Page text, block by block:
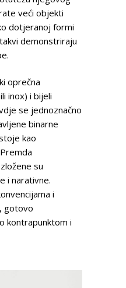
veći objekti
dotjeranoj formi
demonstriraju
oprečna
inox) i bijeli
se jednoznačno
binarne
kao
su
i narativne.
i
gotovo
kontrapunktom i